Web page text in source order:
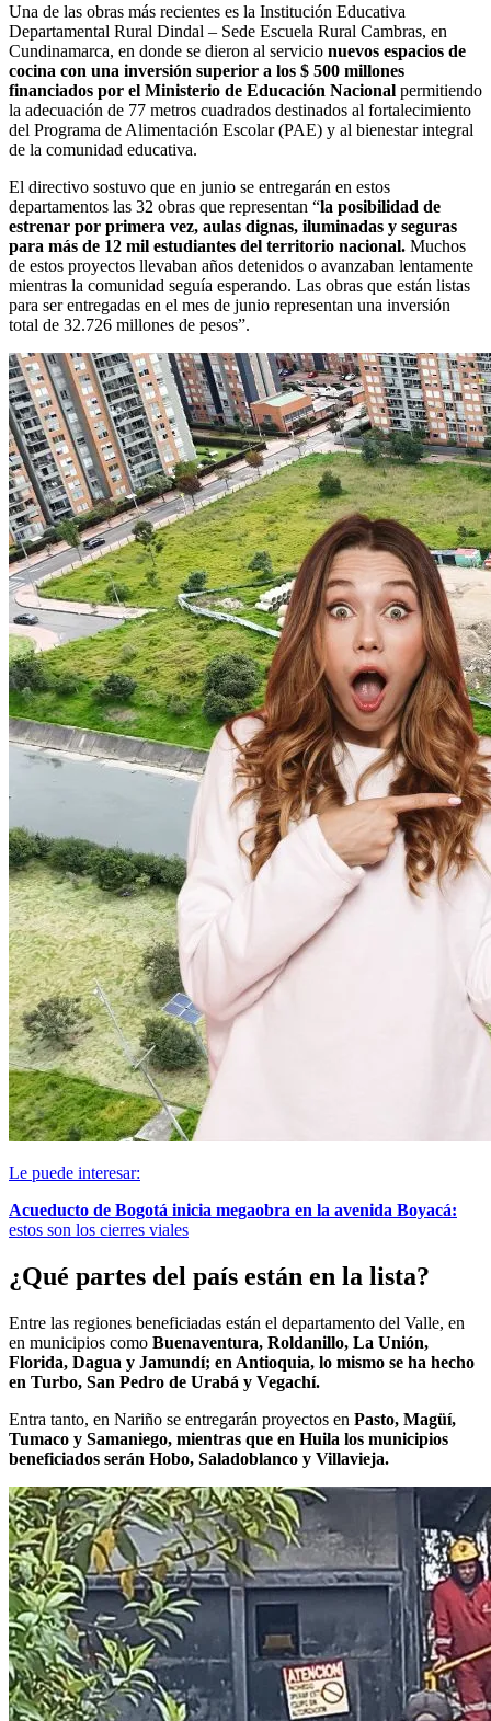
Una de las obras más recientes es la Institución Educativa
Departamental Rural Dindal – Sede Escuela Rural Cambras, en
Cundinamarca, en donde se dieron al servicio nuevos espacios de
cocina con una inversión superior a los $ 500 millones
financiados por el Ministerio de Educación Nacional permitiendo
la adecuación de 77 metros cuadrados destinados al fortalecimiento
del Programa de Alimentación Escolar (PAE) y al bienestar integral
de la comunidad educativa.
El directivo sostuvo que en junio se entregarán en estos
departamentos las 32 obras que representan “la posibilidad de
estrenar por primera vez, aulas dignas, iluminadas y seguras
para más de 12 mil estudiantes del territorio nacional. Muchos
de estos proyectos llevaban años detenidos o avanzaban lentamente
mientras la comunidad seguía esperando. Las obras que están listas
para ser entregadas en el mes de junio representan una inversión
total de 32.726 millones de pesos”.
Le puede interesar:
Acueducto de Bogotá inicia megaobra en la avenida Boyacá:
estos son los cierres viales
¿Qué partes del país están en la lista?
Entre las regiones beneficiadas están el departamento del Valle, en
en municipios como Buenaventura, Roldanillo, La Unión,
Florida, Dagua y Jamundí; en Antioquia, lo mismo se ha hecho
en Turbo, San Pedro de Urabá y Vegachí.
Entra tanto, en Nariño se entregarán proyectos en Pasto, Magüí,
Tumaco y Samaniego, mientras que en Huila los municipios
beneficiados serán Hobo, Saladoblanco y Villavieja.